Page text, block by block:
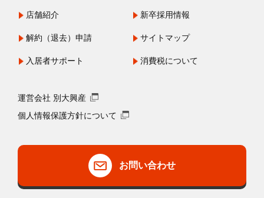
店舗紹介
解約（退去）申請
入居者サポート
新卒採用情報
サイトマップ
消費税について
運営会社 別大興産
個人情報保護方針について
お問い合わせ